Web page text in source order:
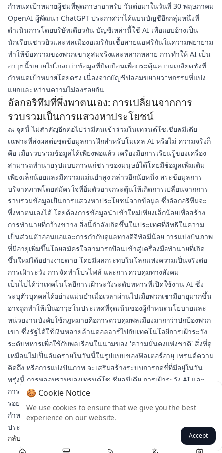
กำหนดเป้าหมายผู้ชมที่พูดภาษาอาหรับ วันต่อมาในวันที่ 30 พฤษภาคม
OpenAI ผู้พัฒนา ChatGPT ประกาศว่าได้แบนบัญชีอีกกลุ่มหนึ่งที่
ดำเนินการโดยบริษัทเดียวกัน บัญชีเหล่านี้ใช้ AI เพื่อแอบอ้างเป็น
นักเรียนชาวยิวและพลเมืองอเมริกันเชื้อสายแอฟริกันในความพยายาม
ทำให้ข้อความของพวกเขาดูสมจริงและหลากหลาย การทำให้ AI เป็น
อาวุธนี้ขยายไปไกลกว่าข้อมูลที่บิดเบือนเพื่อกระตุ้นความเกลียดชังที่
กำหนดเป้าหมายโดยตรง เนื่องจากบัญชีปลอมขยายวาทกรรมที่แบ่ง
แยกและหว่านความไม่ลงรอยกัน
อัลกอริทึมที่พึ่งพาตนเอง: การเปลี่ยนจากการ
รวบรวมเป็นการแสวงหาประโยชน์
ณ จุดนี้ ไม่สำคัญอีกต่อไปว่ามีคนเข้าร่วมในเทรนด์โซเชียลมีเดีย
เฉพาะที่ส่งผลต่อชุดข้อมูลการฝึกสำหรับโมเดล AI หรือไม่ ความจริงก็
คือ เมื่อรวบรวมข้อมูลได้เพียงพอแล้ว เครื่องมือการเรียนรู้ของเครื่อง
สามารถทำนายรูปแบบการแก่ชราของมนุษย์ได้โดยมีข้อมูลเพิ่มเติม
เพียงเล็กน้อยและมีความแม่นยำสูง กล่าวอีกนัยหนึ่ง สระข้อมูลการ
บริจาคภาพโดยสมัครใจที่อิ่มตัวอาจกระตุ้นให้เกิดการเปลี่ยนจากการ
รวบรวมข้อมูลเป็นการแสวงหาประโยชน์จากข้อมูล ซึ่งอัลกอริทึมจะ
พึ่งพาตนเองได้ โดยต้องการข้อมูลนำเข้าใหม่เพียงเล็กน้อยเพื่อสร้าง
การทำนายที่กว้างขวาง สิ่งนี้กำลังเกิดขึ้นในประเทศที่สิทธิในความ
เป็นส่วนตัวอ่อนแอและการกำกับดูแลทางดิจิทัลมีน้อย การแบ่งปันภาพ
ที่มีอายุเพิ่มขึ้นโดยสมัครใจสามารถป้อนเข้าสู่เครื่องมือทำนายที่เกิด
ขึ้นใหม่ได้อย่างง่ายดาย โดยมีผลกระทบในโลกแห่งความเป็นจริงต่อ
การเฝ้าระวัง การจัดทำโปรไฟล์ และการควบคุมทางสังคม
เป็นไปได้ว่าเทคโนโลยีการเฝ้าระวังระดับทหารที่เปิดใช้งาน AI ซึ่ง
ระบุตัวบุคคลได้อย่างแม่นยำเมื่อเวลาผ่านไปเมื่อพวกเขามีอายุมากขึ้น
อาจถูกทำให้เป็นอาวุธในประเทศที่จุดเน้นของผู้กำหนดนโยบายและ
หน่วยงานบังคับใช้กฎหมายคือการควบคุมพลเมืองมากกว่าปกป้องพวก
เขา ซึ่งรัฐได้ใช้เงินหลายล้านดอลลาร์ไปกับเทคโนโลยีการเฝ้าระวัง
ระดับทหารเพื่อใช้กับพลเรือนในนามของ 'ความมั่นคงแห่งชาติ' สิ่งที่ดู
เหมือนไม่เป็นอันตรายในวันนี้ในรูปแบบของฟิลเตอร์อายุ เทรนด์ความ
คิดถึง หรือการแบ่งปันภาพ จะเสริมสร้างระบบการกดขี่ที่มีอยู่ในวัน
พรุ่งนี้ การหลอมรวมของเทรนด์โซเชียลมีเดีย การเฝ้าระวัง AI และ
การทำให้เป็นทหาร แสดงถึงการเปลี่ยนแปลงอย่างลึกซึ้งในวิธีที่ร่อง
รอยดิจิทัลของเราถูกใช้ประโยชน์ ในที่สุดก็ปูทางไปสู่ความเกลียดชังที่
กำหนดเป้าหมายซึ่งบ่อนทำลายโครงสร้างพื้นฐานของสังคม
ประชาธิปไตย
กลับ
🍪 Cookie Notice
We use cookies to ensure that we give you the best
experience on our website.
Accept